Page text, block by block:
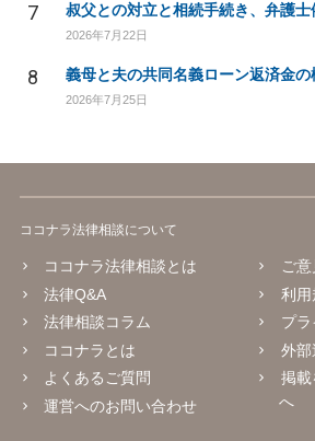
7 叔父との対立と相続手続き、弁護士
2026年7月22日
8 義母と夫の共同名義ローン返済金
2026年7月25日
ココナラ法律相談について
ココナラ法律相談とは
法律Q&A
法律相談コラム
ココナラとは
よくあるご質問
運営へのお問い合わせ
ご
利用
プ
外部
掲載
へ